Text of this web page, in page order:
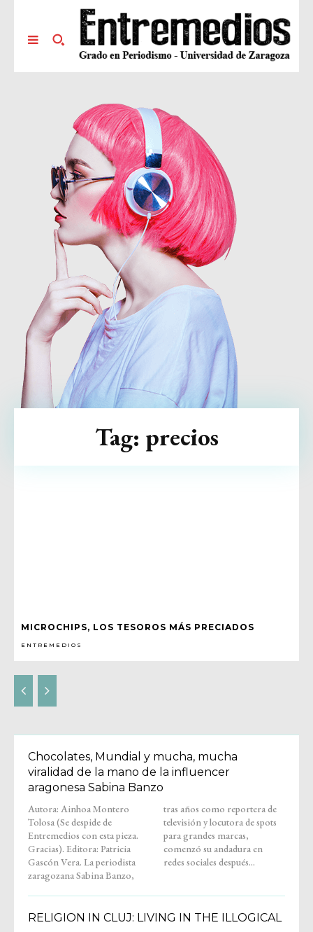
MICROCHIPS, LOS TESOROS MÁS PRECIADOS
ENTREMEDIOS
Tag: precios
Chocolates, Mundial y mucha, mucha
viralidad de la mano de la influencer
aragonesa Sabina Banzo
Autora: Ainhoa Montero
Tolosa (Se despide de
Entremedios con esta pieza.
Gracias). Editora: Patricia
Gascón Vera. La periodista
zaragozana Sabina Banzo,
tras años como reportera de
televisión y locutora de spots
para grandes marcas,
comenzó su andadura en
redes sociales después...
RELIGION IN CLUJ: LIVING IN THE ILLOGICAL